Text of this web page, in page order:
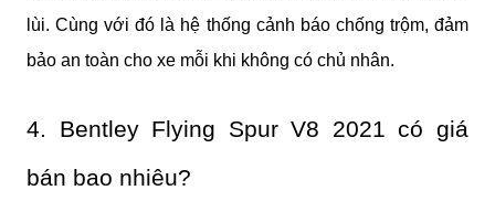
lùi. Cùng với đó là hệ thống cảnh báo chống trộm, đảm
bảo an toàn cho xe mỗi khi không có chủ nhân.
4. Bentley Flying Spur V8 2021 có giá
bán bao nhiêu?